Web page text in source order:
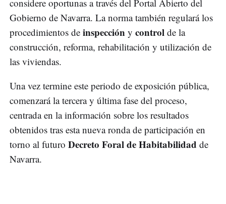
considere oportunas a través del Portal Abierto del
Gobierno de Navarra. La norma también regulará los
procedimientos de inspección y control de la
construcción, reforma, rehabilitación y utilización de
las viviendas.
Una vez termine este periodo de exposición pública,
comenzará la tercera y última fase del proceso,
centrada en la información sobre los resultados
obtenidos tras esta nueva ronda de participación en
torno al futuro Decreto Foral de Habitabilidad de
Navarra.